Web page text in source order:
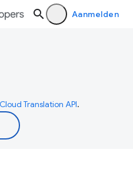
Aanmelden
Cloud Translation API.